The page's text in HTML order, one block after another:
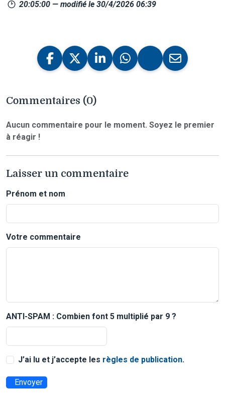
20:05:00 — modifié le 30/4/2026 06:39
Commentaires (0)
Aucun commentaire pour le moment. Soyez le premier
à réagir !
Laisser un commentaire
Prénom et nom
Votre commentaire
ANTI-SPAM : Combien font 5 multiplié par 9 ?
J’ai lu et j’accepte les règles de publication.
Envoyer